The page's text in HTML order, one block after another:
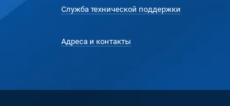
Служба технической поддержки
Адреса и контакты